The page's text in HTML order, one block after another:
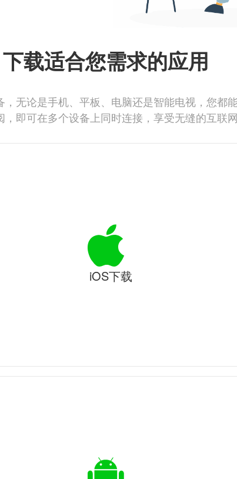
下载适合您需求的应用
无论是手机、平板、电脑还是智能电视，您都能
即可在多个设备上同时连接，享受无缝的互联网
iOS下载